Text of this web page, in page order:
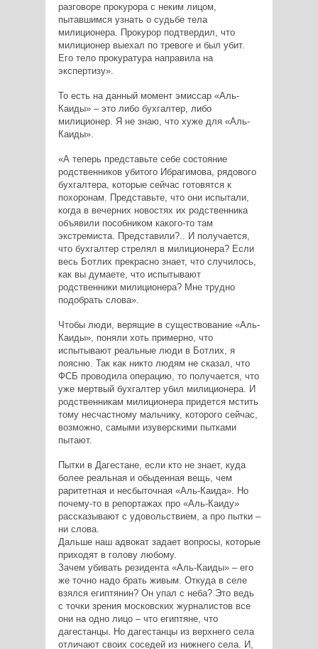
разговоре прокурора с неким лицом,
пытавшимся узнать о судьбе тела
милиционера. Прокурор подтвердил, что
милиционер выехал по тревоге и был убит.
Его тело прокуратура направила на
экспертизу».
То есть на данный момент эмиссар «Аль-
Каиды» – это либо бухгалтер, либо
милиционер. Я не знаю, что хуже для «Аль-
Каиды».
«А теперь представьте себе состояние
родственников убитого Ибрагимова, рядового
бухгалтера, которые сейчас готовятся к
похоронам. Представьте, что они испытали,
когда в вечерних новостях их родственника
объявили пособником какого-то там
экстремиста. Представили?.. И получается,
что бухгалтер стрелял в милиционера? Если
весь Ботлих прекрасно знает, что случилось,
как вы думаете, что испытывают
родственники милиционера? Мне трудно
подобрать слова».
Чтобы люди, верящие в существование «Аль-
Каиды», поняли хоть примерно, что
испытывают реальные люди в Ботлих, я
поясню. Так как никто людям не сказал, что
ФСБ проводила операцию, то получается, что
уже мертвый бухгалтер убил милиционера. И
родственникам милиционера придется мстить
тому несчастному мальчику, которого сейчас,
возможно, самыми изуверскими пытками
пытают.
Пытки в Дагестане, если кто не знает, куда
более реальная и обыденная вещь, чем
раритетная и несбыточная «Аль-Каида». Но
почему-то в репортажах про «Аль-Каиду»
рассказывают с удовольствием, а про пытки –
ни слова.
Дальше наш адвокат задает вопросы, которые
приходят в голову любому.
Зачем убивать резидента «Аль-Каиды» – его
же точно надо брать живым. Откуда в селе
взялся египтянин? Он упал с неба? Это ведь
с точки зрения московских журналистов все
они на одно лицо – что египтяне, что
дагестанцы. Но дагестанцы из верхнего села
отличают своих соседей из нижнего села. И,